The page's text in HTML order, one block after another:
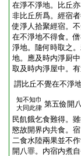
在淨不淨地。比丘
非比丘所爲。經宿
使淨人拾聚經宿。
在不淨地不得食。
淨地。隨何時取之
地。應及時内淨厨
取及時内淨屋中。
謂比丘不覺在不淨
知不知巾
大同此律 第五儉開
民飢餓乞食難得。
愍故開界内共食。
二食水陸兩果並不
開八罪。内宿内煮